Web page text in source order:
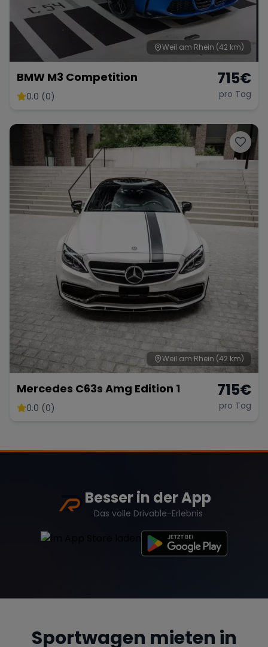
Weil am Rhein (42 km)
BMW M3 Competition
0.0 (0)
715€
pro Tag
Weil am Rhein (42 km)
Mercedes C63s Amg Edition 1
0.0 (0)
715€
pro Tag
Besser in der App
Das volle Drivable-Erlebnis
Sportwagen mieten in